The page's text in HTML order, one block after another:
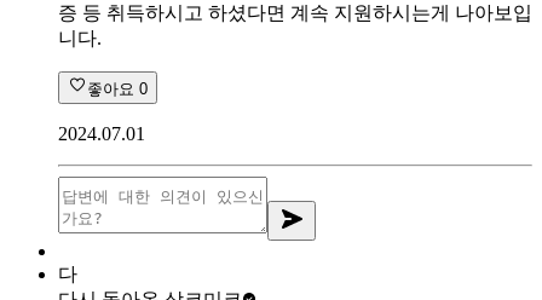
증 등 취득하시고 하셨다면 계속 지원하시는게 나아보입
니다.
좋아요 0
2024.07.01
다